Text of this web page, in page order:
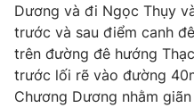
Tư vấn
Chuyên mục khác
Emagazine
Dương và đi Ngọc Thụy
trước và sau điểm canh
trên đường đê hướng
trước lối rẽ vào đường
Chương Dương nhằm